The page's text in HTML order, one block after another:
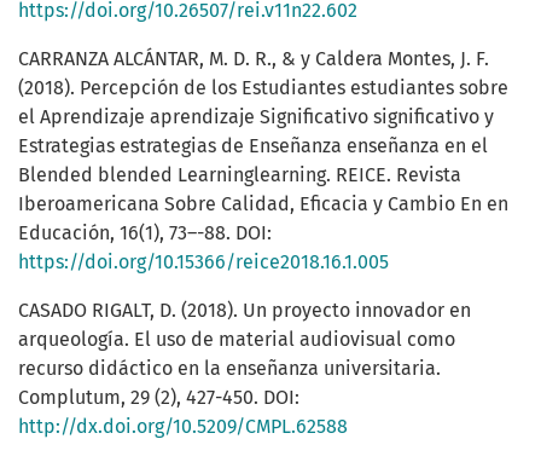
https://doi.org/10.26507/rei.v11n22.602
CARRANZA ALCÁNTAR, M. D. R., & y Caldera Montes, J. F.
(2018). Percepción de los Estudiantes estudiantes sobre
el Aprendizaje aprendizaje Significativo significativo y
Estrategias estrategias de Enseñanza enseñanza en el
Blended blended Learninglearning. REICE. Revista
Iberoamericana Sobre Calidad, Eficacia y Cambio En en
Educación, 16(1), 73–-88. DOI:
https://doi.org/10.15366/reice2018.16.1.005
CASADO RIGALT, D. (2018). Un proyecto innovador en
arqueología. El uso de material audiovisual como
recurso didáctico en la enseñanza universitaria.
Complutum, 29 (2), 427-450. DOI:
http://dx.doi.org/10.5209/CMPL.62588